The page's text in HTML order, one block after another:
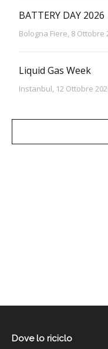
BATTERY DAY 2026
Bologna Fiere, 8 Ottobre
Liquid Gas Week
Instanbul, 12 Ottobre
Dove lo riciclo